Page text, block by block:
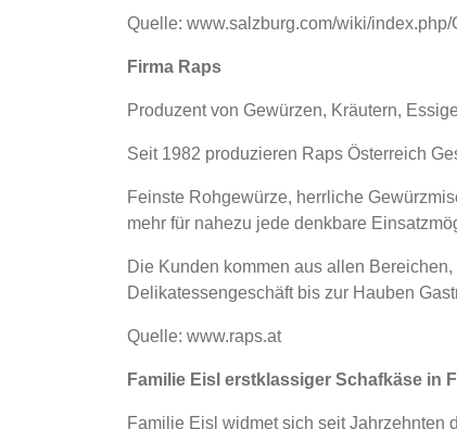
Quelle: www.salzburg.com/wiki/
Firma Raps
Produzent von Gewürzen, Kräutern,
Seit 1982 produzieren Raps Österreich
Feinste Rohgewürze, herrliche
mehr für nahezu jede denkbare
Die Kunden kommen aus allen
Delikatessengeschäft bis zur Hauben
Quelle: www.raps.at
Familie Eisl erstklassiger Schafkäse in
Familie Eisl widmet sich seit Jahrzehnten